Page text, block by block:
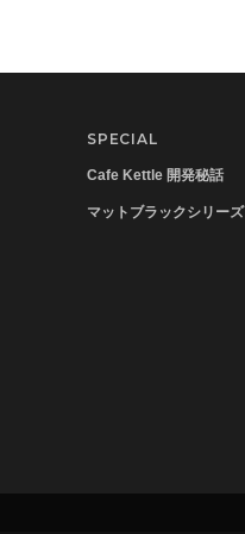
SPECIAL
Cafe Kettle 開発秘話
マットブラックシリーズ